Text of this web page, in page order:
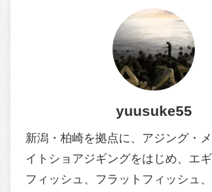
yuusuke55
新潟・柏崎を拠点に、アジング・
イトショアジギングをはじめ、エ
フィッシュ、フラットフィッシュ